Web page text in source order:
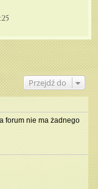
Przejdź do
forum nie ma żadnego